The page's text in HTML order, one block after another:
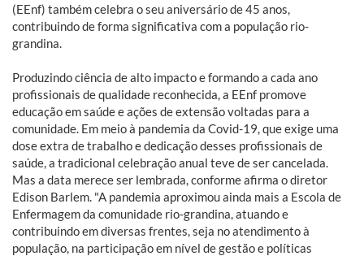
(EEnf) também celebra o seu aniversário de 45 anos,
contribuindo de forma significativa com a população rio-
grandina.
Produzindo ciência de alto impacto e formando a cada ano
profissionais de qualidade reconhecida, a EEnf promove
educação em saúde e ações de extensão voltadas para a
comunidade. Em meio à pandemia da Covid-19, que exige uma
dose extra de trabalho e dedicação desses profissionais de
saúde, a tradicional celebração anual teve de ser cancelada.
Mas a data merece ser lembrada, conforme afirma o diretor
Edison Barlem. "A pandemia aproximou ainda mais a Escola de
Enfermagem da comunidade rio-grandina, atuando e
contribuindo em diversas frentes, seja no atendimento à
população, na participação em nível de gestão e políticas